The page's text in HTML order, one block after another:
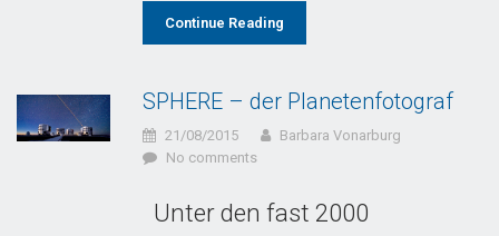
Continue Reading
SPHERE – der Planetenfotograf
21/08/2015
Barbara Vonarburg
No comments
Unter den fast 2000